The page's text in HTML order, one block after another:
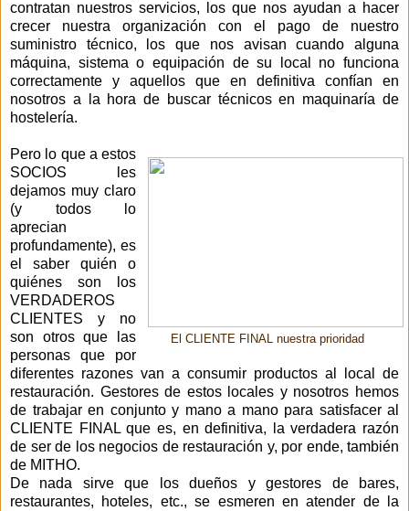
contratan nuestros servicios, los que nos ayudan a hacer
crecer nuestra organización con el pago de nuestro
suministro técnico, los que nos avisan cuando alguna
máquina, sistema o equipación de su local no funciona
correctamente y aquellos que en definitiva confían en
nosotros a la hora de buscar técnicos en maquinaría de
hostelería.
El CLIENTE FINAL nuestra prioridad
Pero lo que a estos
SOCIOS les
dejamos muy claro
(y todos lo
aprecian
profundamente), es
el saber quién o
quiénes son los
VERDADEROS
CLIENTES y no
son otros que las
personas que por
diferentes razones van a consumir productos al local de
restauración. Gestores de estos locales y nosotros hemos
de trabajar en conjunto y mano a mano para satisfacer al
CLIENTE FINAL que es, en definitiva, la verdadera razón
de ser de los negocios de restauración y, por ende, también
de MITHO.
De nada sirve que los dueños y gestores de bares,
restaurantes, hoteles, etc., se esmeren en atender de la